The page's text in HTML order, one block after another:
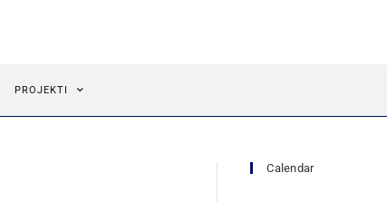
PROJEKTI
Calendar